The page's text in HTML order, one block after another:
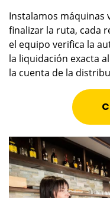
Instalamos máquinas
finalizar la ruta, cada
el equipo verifica la
la liquidación exacta
la cuenta de la